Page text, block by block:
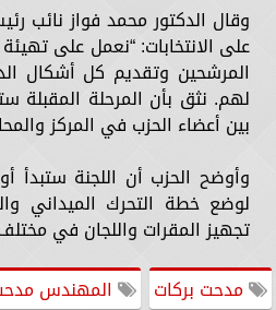
وقال الدكتور محمد فواز نائب
على الانتخابات: “نعمل على
المرشحين وتقديم كل أشكال
لهم. نثق بأن المرحلة المقبلة
بين أعضاء الحزب في المركز
وأوضح الحزب أن اللجنة ستبدأ
لوضع خطة التحرك الميداني
تجهيز المقرات واللجان في
مدحت بركات
المهندس